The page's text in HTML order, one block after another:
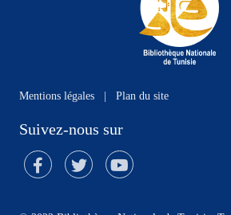
Mentions légales Plan du site
Suivez-nous sur